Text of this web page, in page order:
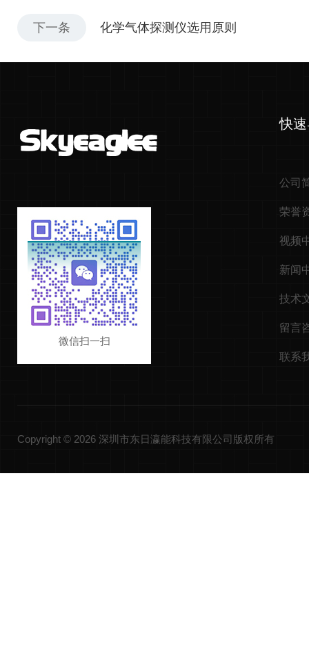
下一条 化学气体探测仪选用原则
微信扫一扫
快
公司
荣誉
视频
新闻
技术
留言
联系
Copyright © 2026 深圳市东日瀛能科技有限公司版权所有